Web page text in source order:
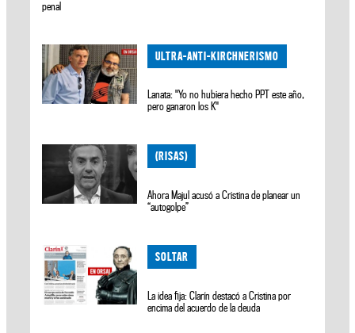
penal
ULTRA-ANTI-KIRCHNERISMO
Lanata: "Yo no hubiera hecho PPT este año,
pero ganaron los K"
(RISAS)
Ahora Majul acusó a Cristina de planear un
“autogolpe”
SOLTAR
La idea fija: Clarín destacó a Cristina por
encima del acuerdo de la deuda